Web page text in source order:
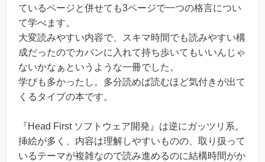
ているページと併せても3ページで一つの格言につい
て学べます。
大変読みやすい内容で、スキマ時間でも読みやすい構
成だったのでカバンに入れて持ち歩いてもいいんじゃ
ないかなぁというような一冊でした。
学びも多かったし。多分読めば読むほど気付きが出て
くるタイプの本です。
『Head First ソフトウェア開発』は逆にガッツリ系。
挿絵が多く、内容は理解しやすいものの、取り扱って
いるテーマが複雑なので読み進めるのに結構時間がか